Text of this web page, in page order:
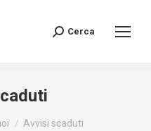
Search:
Cerca
Avvisi scaduti